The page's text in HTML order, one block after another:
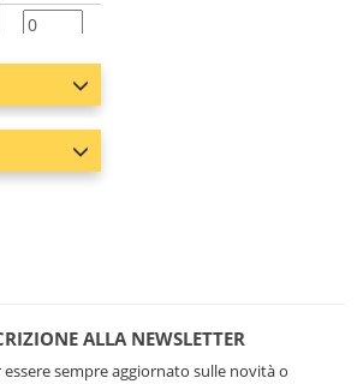
3450 pz
238 pz
ALLA NEWSLETTER
essere sempre aggiornato sulle novità o